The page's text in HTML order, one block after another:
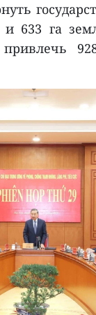
633 га
привлечь